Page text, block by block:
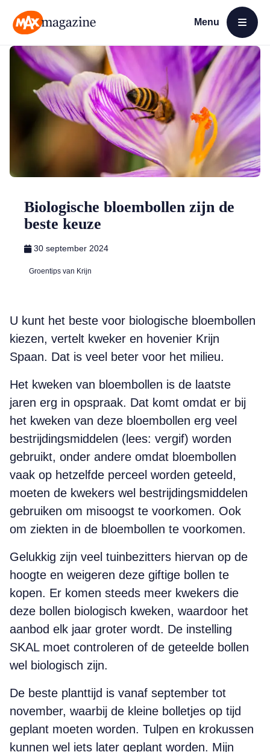
Menu
Open menu
Biologische bloembollen zijn de
beste keuze
30 september 2024
Groentips van Krijn
U kunt het beste voor biologische bloembollen
kiezen, vertelt kweker en hovenier Krijn
Spaan. Dat is veel beter voor het milieu.
Het kweken van bloembollen is de laatste
jaren erg in opspraak. Dat komt omdat er bij
het kweken van deze bloembollen erg veel
bestrijdingsmiddelen (lees: vergif) worden
gebruikt, onder andere omdat bloembollen
vaak op hetzelfde perceel worden geteeld,
moeten de kwekers wel bestrijdingsmiddelen
gebruiken om misoogst te voorkomen. Ook
om ziekten in de bloembollen te voorkomen.
Gelukkig zijn veel tuinbezitters hiervan op de
hoogte en weigeren deze giftige bollen te
kopen. Er komen steeds meer kwekers die
deze bollen biologisch kweken, waardoor het
aanbod elk jaar groter wordt. De instelling
SKAL moet controleren of de geteelde bollen
wel biologisch zijn.
De beste planttijd is vanaf september tot
november, waarbij de kleine bolletjes op tijd
geplant moeten worden. Tulpen en krokussen
kunnen wel iets later geplant worden. Mijn